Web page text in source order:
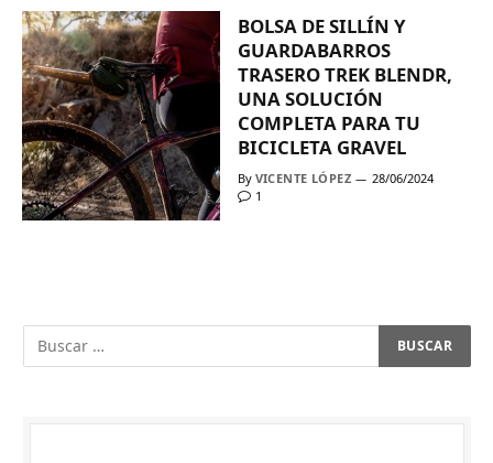
BOLSA DE SILLÍN Y
GUARDABARROS
TRASERO TREK BLENDR,
UNA SOLUCIÓN
COMPLETA PARA TU
BICICLETA GRAVEL
By VICENTE LÓPEZ
28/06/2024
1